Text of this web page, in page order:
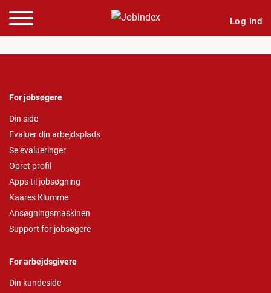
Log ind
For jobsøgere
Din side
Evaluer din arbejdsplads
Se evalueringer
Opret profil
Apps til jobsøgning
Kaares Klumme
Ansøgningsmaskinen
Support for jobsøgere
For arbejdsgivere
Din kundeside